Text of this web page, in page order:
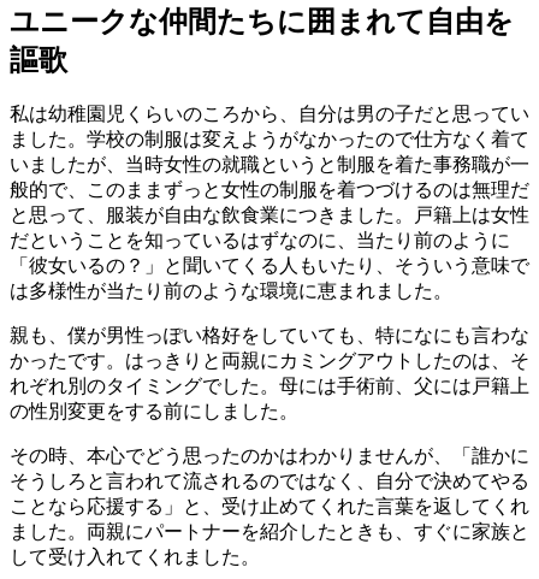
ユニークな仲間たちに囲まれて自由を
謳歌
私は幼稚園児くらいのころから、自分は男の子だと思ってい
ました。学校の制服は変えようがなかったので仕方なく着て
いましたが、当時女性の就職というと制服を着た事務職が一
般的で、このままずっと女性の制服を着つづけるのは無理だ
と思って、服装が自由な飲食業につきました。戸籍上は女性
だということを知っているはずなのに、当たり前のように
「彼女いるの？」と聞いてくる人もいたり、そういう意味で
は多様性が当たり前のような環境に恵まれました。
親も、僕が男性っぽい格好をしていても、特になにも言わな
かったです。はっきりと両親にカミングアウトしたのは、そ
れぞれ別のタイミングでした。母には手術前、父には戸籍上
の性別変更をする前にしました。
その時、本心でどう思ったのかはわかりませんが、「誰かに
そうしろと言われて流されるのではなく、自分で決めてやる
ことなら応援する」と、受け止めてくれた言葉を返してくれ
ました。両親にパートナーを紹介したときも、すぐに家族と
して受け入れてくれました。